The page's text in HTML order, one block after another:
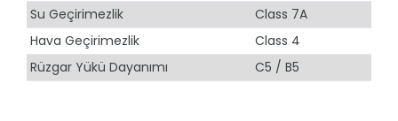
Su Geçirimezlik
Class 7A
Hava Geçirimezlik
Class 4
Rüzgar Yükü Dayanımı
C5 / B5